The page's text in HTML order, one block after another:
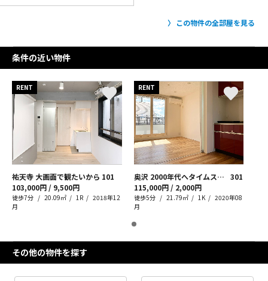
この物件の全部屋を見る
条件の近い物件
RENT
祐天寺 大画面で観たいから 101
103,000円 / 9,500円
徒歩7分 20.09㎡ 1R
2018年12
月
RENT
奥沢 2000年代へタイムスリップ
301
115,000円 / 2,000円
徒歩5分 21.79㎡ 1K
2020年08
月
その他の物件を探す